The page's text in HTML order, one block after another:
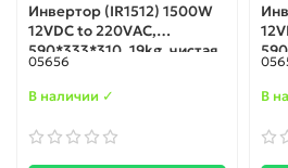
Инвертор (IR1512) 1500W
12VDC to 220VAC,
590*333*310, 19kg, чистая
синусоида
05656
В наличии ✓ В